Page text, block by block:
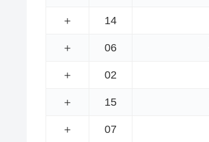
＋ 14
＋ 06
＋ 02
＋ 15
＋ 07